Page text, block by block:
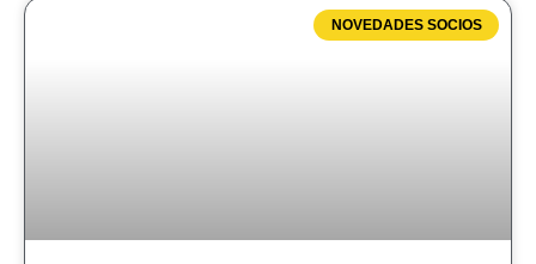
NOVEDADES SOCIOS